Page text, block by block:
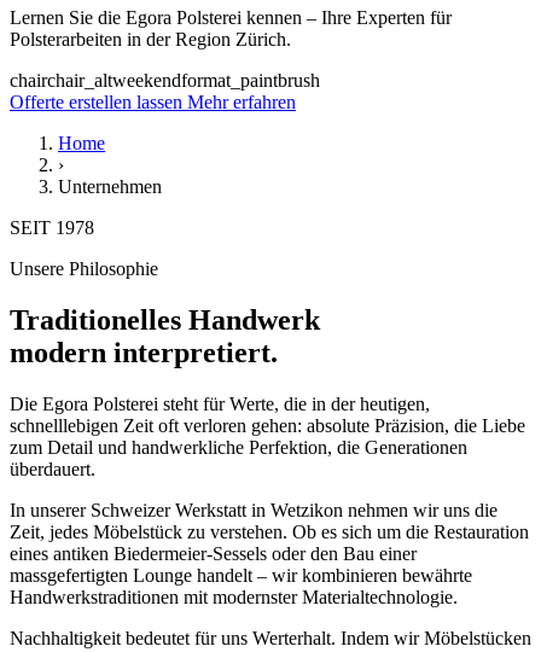
Lernen Sie die Egora Polsterei kennen – Ihre Experten für
Polsterarbeiten in der Region Zürich.
chairchair_altweekendformat_paintbrush
Offerte erstellen lassen Mehr erfahren
Home
›
Unternehmen
SEIT 1978
Unsere Philosophie
Traditionelles Handwerk
modern interpretiert.
Die Egora Polsterei steht für Werte, die in der heutigen,
schnelllebigen Zeit oft verloren gehen: absolute Präzision, die Liebe
zum Detail und handwerkliche Perfektion, die Generationen
überdauert.
In unserer Schweizer Werkstatt in Wetzikon nehmen wir uns die
Zeit, jedes Möbelstück zu verstehen. Ob es sich um die Restauration
eines antiken Biedermeier-Sessels oder den Bau einer
massgefertigten Lounge handelt – wir kombinieren bewährte
Handwerkstraditionen mit modernster Materialtechnologie.
Nachhaltigkeit bedeutet für uns Werterhalt. Indem wir Möbelstücken